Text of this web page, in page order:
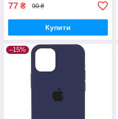
77 ₴ 90 ₴
Купити
–15%